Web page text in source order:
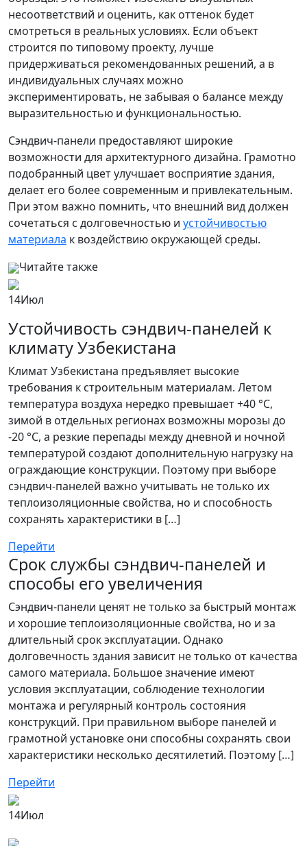
несоответствий и оценить, как оттенок будет
смотреться в реальных условиях. Если объект
строится по типовому проекту, лучше
придерживаться рекомендованных решений, а в
индивидуальных случаях можно
экспериментировать, не забывая о балансе между
выразительностью и функциональностью.
Сэндвич-панели предоставляют широкие
возможности для архитектурного дизайна. Грамотно
подобранный цвет улучшает восприятие здания,
делает его более современным и привлекательным.
При этом важно помнить, что внешний вид должен
сочетаться с долговечностью и устойчивостью
материала к воздействию окружающей среды.
Читайте также
14Июл
Устойчивость сэндвич-панелей к
климату Узбекистана
Климат Узбекистана предъявляет высокие
требования к строительным материалам. Летом
температура воздуха нередко превышает +40 °C,
зимой в отдельных регионах возможны морозы до
-20 °C, а резкие перепады между дневной и ночной
температурой создают дополнительную нагрузку на
ограждающие конструкции. Поэтому при выборе
сэндвич-панелей важно учитывать не только их
теплоизоляционные свойства, но и способность
сохранять характеристики в […]
Перейти
Срок службы сэндвич-панелей и
способы его увеличения
Сэндвич-панели ценят не только за быстрый монтаж
и хорошие теплоизоляционные свойства, но и за
длительный срок эксплуатации. Однако
долговечность здания зависит не только от качества
самого материала. Большое значение имеют
условия эксплуатации, соблюдение технологии
монтажа и регулярный контроль состояния
конструкций. При правильном выборе панелей и
грамотной установке они способны сохранять свои
характеристики несколько десятилетий. Поэтому […]
Перейти
14Июл